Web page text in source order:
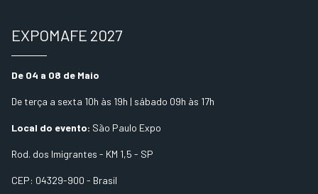
EXPOMAFE 2027
De 04 a 08 de Maio
De terça a sexta 10h às 19h | sábado 09h às 17h
Local do evento: São Paulo Expo
Rod. dos Imigrantes - KM 1,5 - SP
CEP: 04329-900 - Brasil